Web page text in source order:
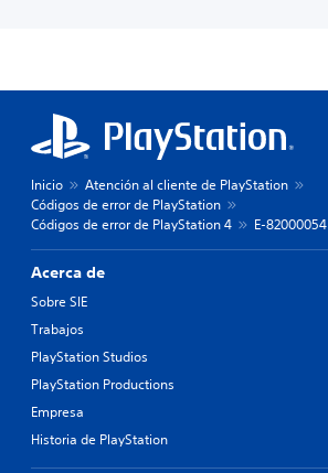
Inicio
Atención al cliente de PlayStation
Códigos de error de PlayStation
Códigos de error de PlayStation 4
E-82000054
Acerca de
Sobre SIE
Trabajos
PlayStation Studios
PlayStation Productions
Empresa
Historia de PlayStation